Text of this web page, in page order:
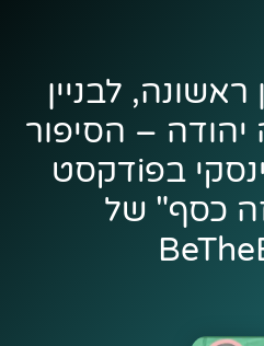
לבניין
– הסיפור
של צחי קווטינסקי בפiדקסט
כסף" של